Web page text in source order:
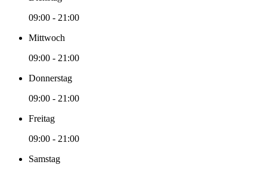
09:00 - 21:00
Mittwoch
09:00 - 21:00
Donnerstag
09:00 - 21:00
Freitag
09:00 - 21:00
Samstag